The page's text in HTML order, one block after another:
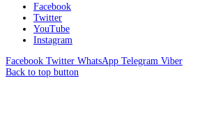
Facebook
Twitter
YouTube
Instagram
Facebook Twitter WhatsApp Telegram Viber
Back to top button